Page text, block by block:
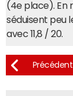
(4e place). En
séduisent peu
avec 11,8 / 20.